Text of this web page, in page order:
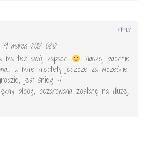
9 marca 2012 08:12
ma też swój zapach
Inaczej pachnie
u mnie niestety jeszcze za wcześnie
jest śnieg :/
bloog, oczarowana zostanę na dłużej.
REPLY